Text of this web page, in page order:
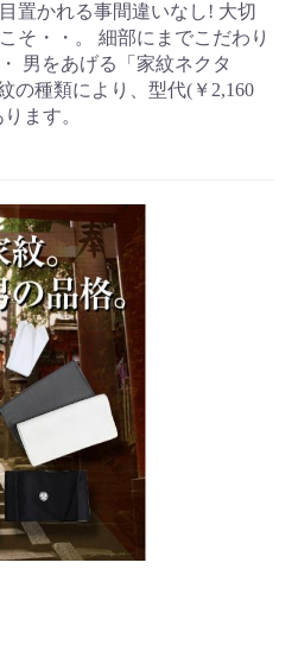
置かれる事間違いなし! 大切
そ・・。 細部にまでこだわり
男をあげる「家紋ネクタ
種類により、型代(￥2,160
ます。